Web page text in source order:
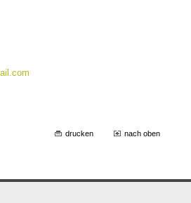
drucken nach oben